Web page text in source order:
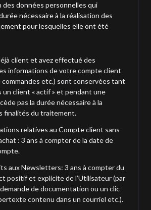
des données personnelles qui
nécessaire à la réalisation des
pour lesquelles elle ont été
client et avez effectué des
informations de votre compte client
etc.) sont conservées tant
un client « actif » et pendant une
pas la durée nécessaire à la
finalités du traitement.
relatives au Compte client sans
: 3 ans à compter de la date de
aux Newsletters: 3 ans à compter du
positif et explicite de l’Utilisateur (par
de documentation ou un clic
contenu dans un courriel etc.).